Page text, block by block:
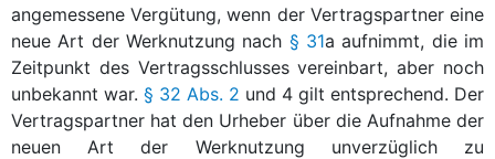
angemessene Vergütung, wenn der Vertragspartner eine
neue Art der Werknutzung nach § 31a aufnimmt, die im
Zeitpunkt des Vertragsschlusses vereinbart, aber noch
unbekannt war. § 32 Abs. 2 und 4 gilt entsprechend. Der
Vertragspartner hat den Urheber über die Aufnahme der
neuen Art der Werknutzung unverzüglich zu